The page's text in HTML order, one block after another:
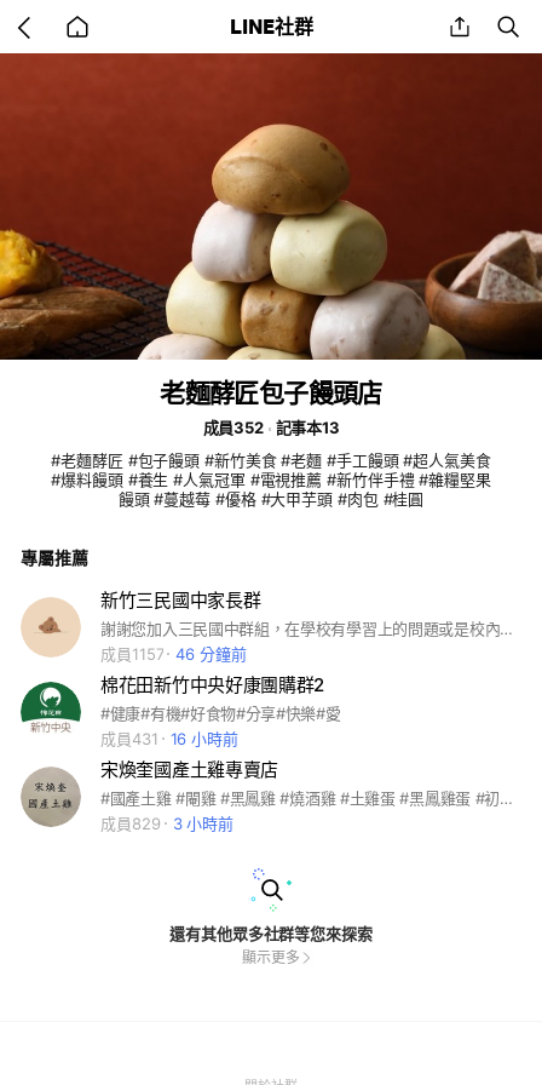
back
to
LINE社群 share
老麵酵匠包子饅頭店
成員352
記事本13
#老麵酵匠 #包子饅頭 #新竹美食 #老麵 #手工饅頭 #超人氣美食
#爆料饅頭 #養生 #人氣冠軍 #電視推薦 #新竹伴手禮 #雜糧堅果
饅頭 #蔓越莓 #優格 #大甲芋頭 #肉包 #桂圓
專屬推薦
新竹三民國中家長群
謝謝您加入三民國中群組，在學校有學習上的問題或是校內外有事情要分享的，爸媽被青少年兒童搞得情緒低落，都可以討論，但煩請遵守以下原則：（違者，管理員會請你離開社團） 1、說話請有禮貌，太粗魯、直白、自大不是每個人都可以承受或是有辦法回應。 2、禁廣告 3、禁腥羶色等不雅言論
成員1157
46 分鐘前
棉花田新竹中央好康團購群2
#健康#有機#好食物#分享#快樂#愛
成員431
16 小時前
宋煥奎國產土雞專賣店
#國產土雞 #閹雞 #黑鳳雞 #燒酒雞 #土雞蛋 #黑鳳雞蛋 #初生蛋 #便當
成員829
3 小時前
還有其他眾多社群等您來探索
顯示更多